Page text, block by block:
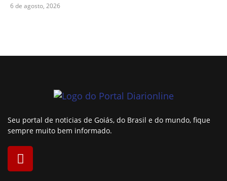
6 de agosto, 2026
Seu portal de noticias de Goiás, do Brasil e do mundo, fique
sempre muito bem informado.